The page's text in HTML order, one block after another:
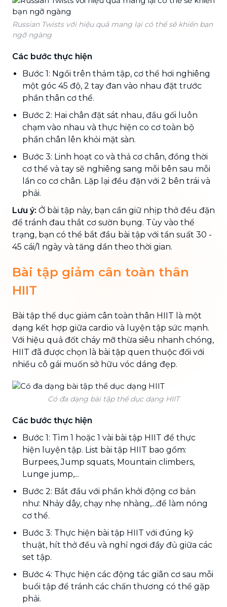
Russian Twists với hiệu quả mang lại có thể sẽ khiến bạn
ngỡ ngàng
Các bước thực hiện
Bước 1: Ngồi trên thảm tập, cơ thể hơi nghiêng
một góc 45 độ, 2 tay đan vào nhau đặt trước
phần thân cơ thể.
Bước 2: Hai chân đặt sát nhau, đầu gối luôn
chạm vào nhau và thực hiện co cơ toàn bộ
phần chân lên khỏi mặt sàn.
Bước 3: Linh hoạt co và thả cơ chân, đồng thời
cơ thể và tay sẽ nghiêng sang mỗi bên sau mỗi
lần co cơ chân. Lặp lại đều đặn với 2 bên trái và
phải.
Lưu ý: Ở bài tập này, bạn cần giữ nhịp thở đều đặn
để tránh đau thắt cơ sườn bụng. Tùy vào thể
trạng, bạn có thể bắt đầu bài tập với tần suất 30 -
45 cái/1 ngày và tăng dần theo thời gian.
Bài tập giảm cân toàn thân
HIIT
Bài tập thể dục giảm cân toàn thân HIIT là một
dạng kết hợp giữa cardio và luyện tập sức mạnh.
Với hiệu quả đốt cháy mỡ thừa siêu nhanh chóng,
HIIT đã được chọn là bài tập quen thuộc đối với
nhiều cô gái muốn sở hữu vóc dáng đẹp.
Có đa dạng bài tập thể dục dạng HIIT
Các bước thực hiện
Bước 1: Tìm 1 hoặc 1 vài bài tập HIIT để thực
hiện luyện tập. List bài tập HIIT bao gồm:
Burpees, Jump squats, Mountain climbers,
Lunge jump,...
Bước 2: Bắt đầu với phần khởi động cơ bản
như: Nhảy dây, chạy nhẹ nhàng,...để làm nóng
cơ thể.
Bước 3: Thực hiện bài tập HIIT với đúng kỹ
thuật, hít thở đều và nghỉ ngơi đầy đủ giữa các
set tập.
Bước 4: Thực hiện các động tác giãn cơ sau mỗi
buổi tập để tránh các chấn thương có thể gặp
phải.